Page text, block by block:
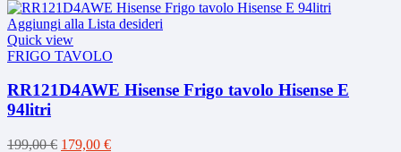
Aggiungi alla Lista desideri
Quick view
FRIGO TAVOLO
RR121D4AWE Hisense Frigo tavolo Hisense E
94litri
199,00€ Il179,00 €Il